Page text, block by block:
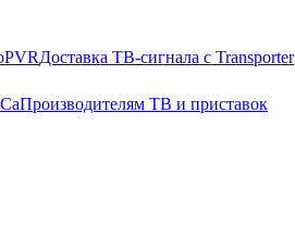
Доставка ТВ-сигнала с Transporter
Производителям ТВ и приставок